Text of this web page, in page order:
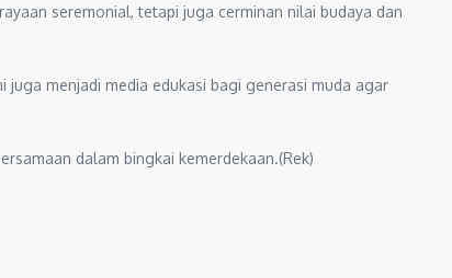
seremonial, tetapi juga cerminan nilai budaya dan
menjadi media edukasi bagi generasi muda agar
dalam bingkai kemerdekaan.(Rek)